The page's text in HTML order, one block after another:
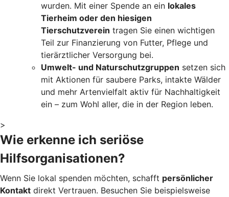
wurden. Mit einer Spende an ein lokales
Tierheim oder den hiesigen
Tierschutzverein tragen Sie einen wichtigen
Teil zur Finanzierung von Futter, Pflege und
tierärztlicher Versorgung bei.
Umwelt- und Naturschutzgruppen setzen sich
mit Aktionen für saubere Parks, intakte Wälder
und mehr Artenvielfalt aktiv für Nachhaltigkeit
ein – zum Wohl aller, die in der Region leben.
>
Wie erkenne ich seriöse
Hilfsorganisationen?
Wenn Sie lokal spenden möchten, schafft persönlicher
Kontakt direkt Vertrauen. Besuchen Sie beispielsweise